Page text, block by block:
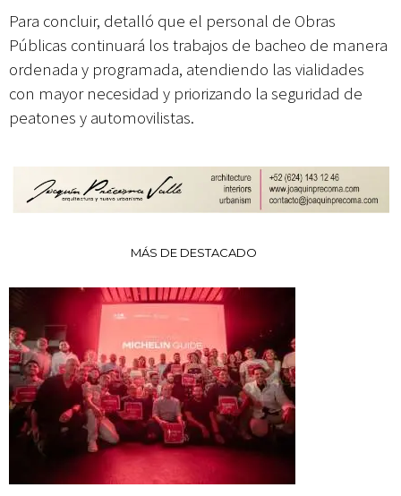
Para concluir, detalló que el personal de Obras
Públicas continuará los trabajos de bacheo de manera
ordenada y programada, atendiendo las vialidades
con mayor necesidad y priorizando la seguridad de
peatones y automovilistas.
MÁS DE DESTACADO